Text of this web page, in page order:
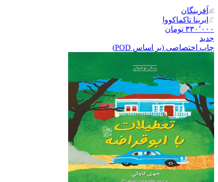
آفرینگان
ایرینا تاکماکووا
۳۳۰٬۰۰۰ تومان
جدید
چاپ اختصاصی (بر اساس POD)